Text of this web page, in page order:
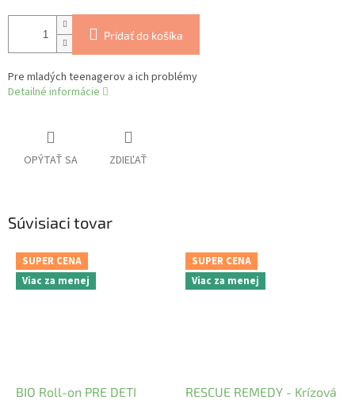
Pridať do košíka
Pre mladých teenagerov a ich problémy
Detailné informácie
OPÝTAŤ SA ZDIEĽAŤ
Súvisiaci tovar
SUPER CENA
Viac za menej
BIO Roll-on PRE DETI
SUPER CENA
Viac za menej
RESCUE REMEDY - Krízová